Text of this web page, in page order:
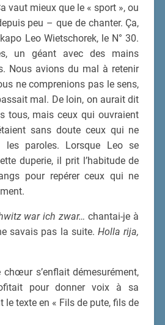
vaut mieux que le « sport », ou
peu – que de chanter. Ça,
Leo Wietschorek, le N° 30.
un géant avec des mains
Nous avions du mal à retenir
ne comprenions pas le sens,
mal. De loin, on aurait dit
tous, mais ceux qui ouvraient
sans doute ceux qui ne
les paroles. Lorsque Leo se
duperie, il prit l’habitude de
pour repérer ceux qui ne
war ich zwar… chantai-je à
savais pas la suite.Holla rija,
s’enflait démesurément,
pour donner voix à sa
texte en « Fils de pute, fils de